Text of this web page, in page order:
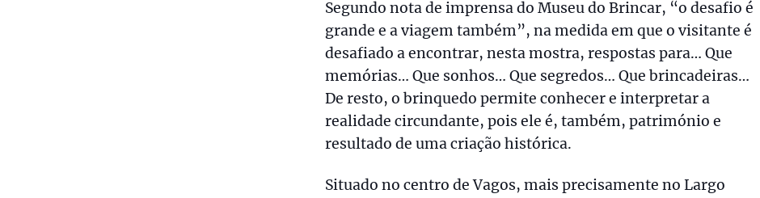
Segundo nota de imprensa do Museu do Brincar, “o desafio é
grande e a viagem também”, na medida em que o visitante é
desafiado a encontrar, nesta mostra, respostas para… Que
memórias… Que sonhos… Que segredos… Que brincadeiras…
De resto, o brinquedo permite conhecer e interpretar a
realidade circundante, pois ele é, também, património e
resultado de uma criação histórica.
Situado no centro de Vagos, mais precisamente no Largo